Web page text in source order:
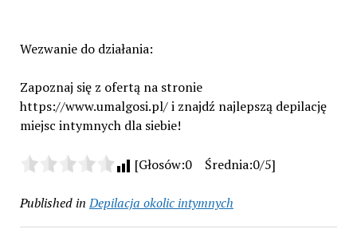
Wezwanie do działania:
Zapoznaj się z ofertą na stronie
https://www.umalgosi.pl/ i znajdź najlepszą depilację
miejsc intymnych dla siebie!
[Głosów:0 Średnia:0/5]
Published in Depilacja okolic intymnych